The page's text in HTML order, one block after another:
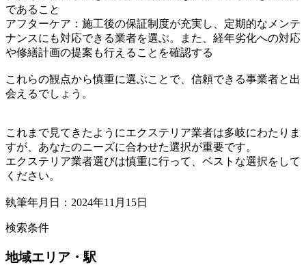
であること
アフターケア：施工後の保証制度が充実し、定期的なメンテ
ナンスにも対応できる業者を選ぶ。また、経年劣化への対応
や修繕計画の提案も行えることを確認する
これらの観点から慎重に選ぶことで、信頼できる事業者と出
会えるでしょう。
これまで見てきたようにエクステリア業者は多岐にわたりま
すが、あなたのニーズに合わせた選択が重要です。
エクステリア業者選びは慎重に行って、ベストな選択をして
ください。
執筆年月日：2024年11月15日
検索条件
地域エリア・駅